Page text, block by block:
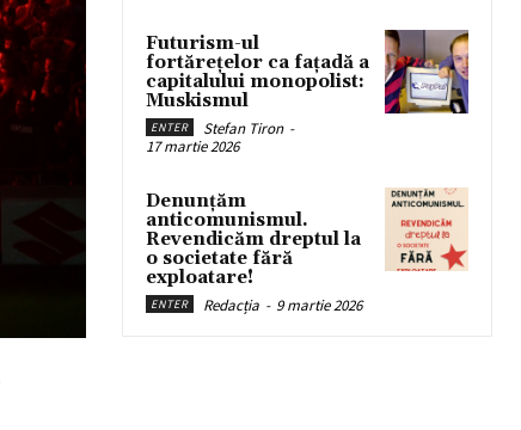
Futurism-ul
fortărețelor ca fațadă a
capitalului monopolist:
Muskismul
ENTER Stefan Tiron -
17 martie 2026
Denunțăm
anticomunismul.
Revendicăm dreptul la
o societate fără
exploatare!
ENTER Redacția - 9 martie 2026